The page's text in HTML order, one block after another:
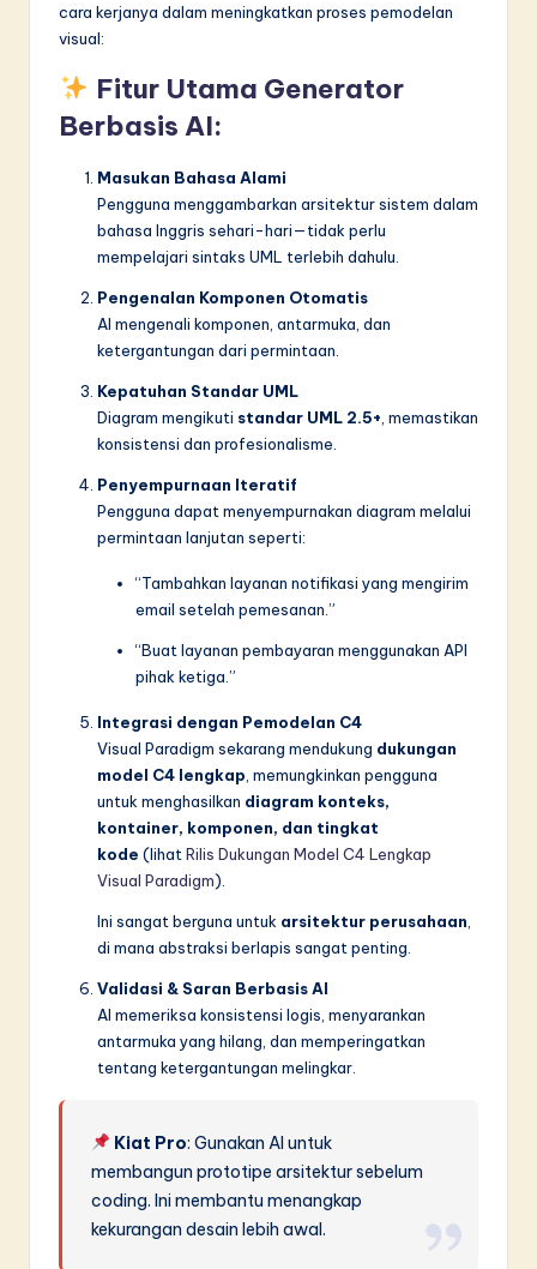
cara kerjanya dalam meningkatkan proses pemodelan
visual:
Fitur Utama Generator
Berbasis AI:
Masukan Bahasa Alami
Pengguna menggambarkan arsitektur sistem dalam
bahasa Inggris sehari-hari—tidak perlu
mempelajari sintaks UML terlebih dahulu.
Pengenalan Komponen Otomatis
AI mengenali komponen, antarmuka, dan
ketergantungan dari permintaan.
Kepatuhan Standar UML
Diagram mengikuti standar UML 2.5+ , memastikan
konsistensi dan profesionalisme.
Penyempurnaan Iteratif
Pengguna dapat menyempurnakan diagram melalui
permintaan lanjutan seperti:
“Tambahkan layanan notifikasi yang mengirim
email setelah pemesanan.”
“Buat layanan pembayaran menggunakan API
pihak ketiga.”
Integrasi dengan Pemodelan C4
Visual Paradigm sekarang mendukung dukungan
model C4 lengkap , memungkinkan pengguna
untuk menghasilkan diagram konteks,
kontainer, komponen, dan tingkat
kode (lihat Rilis Dukungan Model C4 Lengkap
Visual Paradigm).
Ini sangat berguna untuk arsitektur perusahaan
di mana abstraksi berlapis sangat penting.
Validasi & Saran Berbasis AI
AI memeriksa konsistensi logis, menyarankan
antarmuka yang hilang, dan memperingatkan
tentang ketergantungan melingkar.
Kiat Pro: Gunakan AI untuk
membangun prototipe arsitektur sebelum
coding. Ini membantu menangkap
kekurangan desain lebih awal.